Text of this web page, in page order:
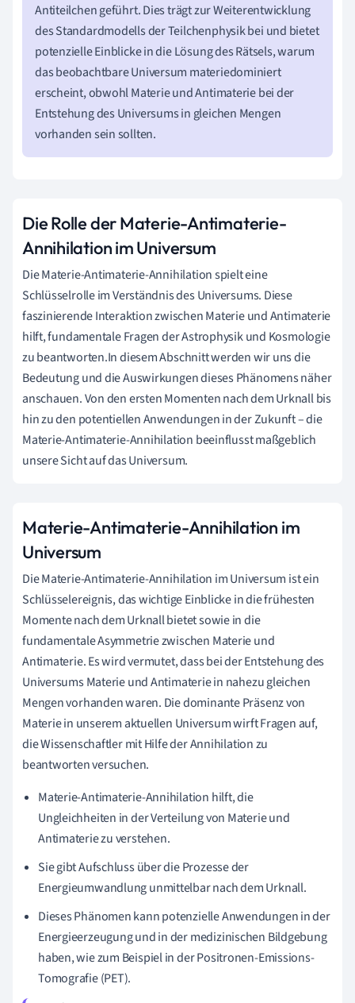
Antiteilchen geführt. Dies trägt zur Weiterentwicklung
des Standardmodells der Teilchenphysik bei und bietet
potenzielle Einblicke in die Lösung des Rätsels, warum
das beobachtbare Universum materiedominiert
erscheint, obwohl Materie und Antimaterie bei der
Entstehung des Universums in gleichen Mengen
vorhanden sein sollten.
Die Rolle der Materie-Antimaterie-
Annihilation im Universum
Die Materie-Antimaterie-Annihilation spielt eine
Schlüsselrolle im Verständnis des Universums. Diese
faszinierende Interaktion zwischen Materie und Antimaterie
hilft, fundamentale Fragen der Astrophysik und Kosmologie
zu beantworten.In diesem Abschnitt werden wir uns die
Bedeutung und die Auswirkungen dieses Phänomens näher
anschauen. Von den ersten Momenten nach dem Urknall bis
hin zu den potentiellen Anwendungen in der Zukunft – die
Materie-Antimaterie-Annihilation beeinflusst maßgeblich
unsere Sicht auf das Universum.
Materie-Antimaterie-Annihilation im
Universum
Die Materie-Antimaterie-Annihilation im Universum ist ein
Schlüsselereignis, das wichtige Einblicke in die frühesten
Momente nach dem Urknall bietet sowie in die
fundamentale Asymmetrie zwischen Materie und
Antimaterie. Es wird vermutet, dass bei der Entstehung des
Universums Materie und Antimaterie in nahezu gleichen
Mengen vorhanden waren. Die dominante Präsenz von
Materie in unserem aktuellen Universum wirft Fragen auf,
die Wissenschaftler mit Hilfe der Annihilation zu
beantworten versuchen.
Materie-Antimaterie-Annihilation hilft, die
Ungleichheiten in der Verteilung von Materie und
Antimaterie zu verstehen.
Sie gibt Aufschluss über die Prozesse der
Energieumwandlung unmittelbar nach dem Urknall.
Dieses Phänomen kann potenzielle Anwendungen in der
Energieerzeugung und in der medizinischen Bildgebung
haben, wie zum Beispiel in der Positronen-Emissions-
Tomografie (PET).